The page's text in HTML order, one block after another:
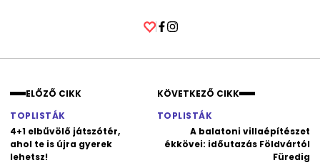
ELŐZŐ CIKK
TOPLISTÁK
4+1 elbűvölő játszótér,
ahol te is újra gyerek
lehetsz!
KÖVETKEZŐ CIKK
TOPLISTÁK
A balatoni villaépítészet
ékkövei: időutazás Földvártól
Füredig